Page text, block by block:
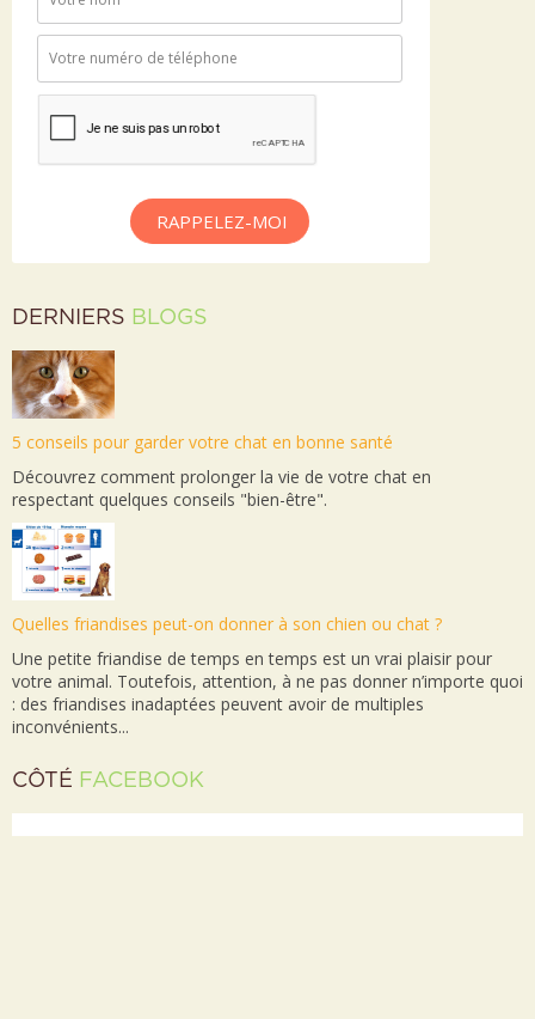
RAPPELEZ-MOI
DERNIERS BLOGS
5 conseils pour garder votre chat en bonne santé
Découvrez comment prolonger la vie de votre chat en
respectant quelques conseils "bien-être".
Quelles friandises peut-on donner à son chien ou chat ?
Une petite friandise de temps en temps est un vrai plaisir pour
votre animal. Toutefois, attention, à ne pas donner n’importe quoi
: des friandises inadaptées peuvent avoir de multiples
inconvénients...
CÔTÉ FACEBOOK